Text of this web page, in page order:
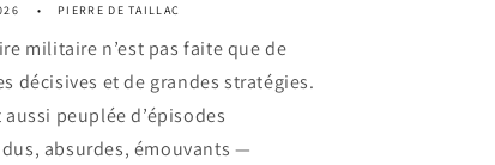
PIERRE DE TAILLAC
militaire n’est pas faite que de
décisives et de grandes stratégies.
aussi peuplée d’épisodes
absurdes, émouvants —